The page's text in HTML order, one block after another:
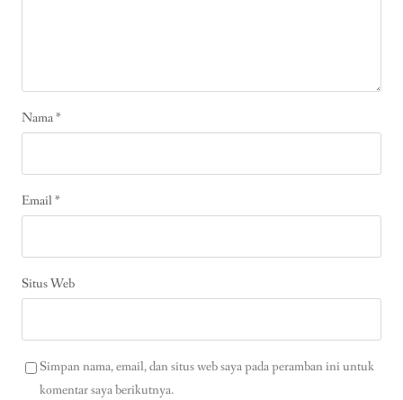
Nama*
Email*
Situs Web
Simpan nama, email, dan situs web saya pada peramban ini untuk
komentar saya berikutnya.